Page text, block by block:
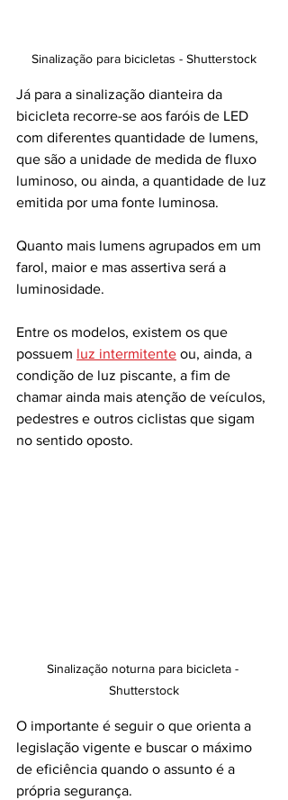
Sinalização para bicicletas - Shutterstock
Já para a sinalização dianteira da
bicicleta recorre-se aos faróis de LED
com diferentes quantidade de lumens,
que são a unidade de medida de fluxo
luminoso, ou ainda, a quantidade de luz
emitida por uma fonte luminosa.
Quanto mais lumens agrupados em um
farol, maior e mas assertiva será a
luminosidade.
Entre os modelos, existem os que
possuem luz intermitente ou, ainda, a
condição de luz piscante, a fim de
chamar ainda mais atenção de veículos,
pedestres e outros ciclistas que sigam
no sentido oposto.
Sinalização noturna para bicicleta -
Shutterstock
O importante é seguir o que orienta a
legislação vigente e buscar o máximo
de eficiência quando o assunto é a
própria segurança.